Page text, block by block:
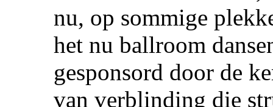
nu, op sommige
het nu ballroom
gesponsord door de
van verblinding die